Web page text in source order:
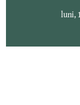
luni,